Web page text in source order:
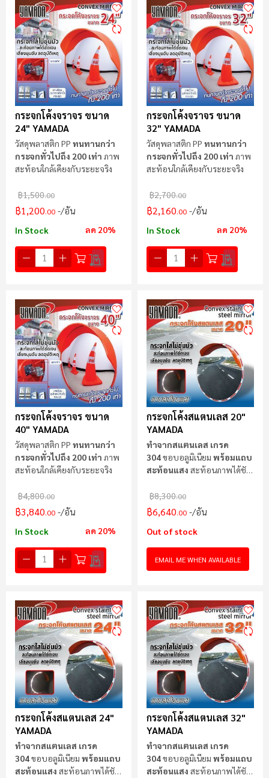
กระจกโค้งจราจร ขนาด
24" YAMADA
วัสดุพลาสติก PP ทนทานกว่า
กระจกทั่วไปถึง 200 เท่า ภาพ
สะท้อนใกล้เคียงกับระยะจริง
฿1,500.00
฿1,200.00 /อัน
In Stock ลด 20%
กระจกโค้งจราจร ขนาด
32" YAMADA
วัสดุพลาสติก PP ทนทานกว่า
กระจกทั่วไปถึง 200 เท่า ภาพ
สะท้อนใกล้เคียงกับระยะจริง
฿2,700.00
฿2,160.00 /อัน
In Stock ลด 20%
กระจกโค้งจราจร ขนาด
40" YAMADA
วัสดุพลาสติก PP ทนทานกว่า
กระจกทั่วไปถึง 200 เท่า ภาพ
สะท้อนใกล้เคียงกับระยะจริง
฿4,800.00
฿3,840.00 /อัน
In Stock ลด 20%
กระจกโค้งสแตนเลส 20"
YAMADA
ทำจากสแตนเลส เกรด
304ขอบอลูมิเนียม พร้อมแถบ
สะท้อนแสง สะท้อนภาพได้ชัด
฿8,300.00
฿6,640.00 /อัน
Out of stock
EMAIL ME WHEN AVAILABLE
กระจกโค้งสแตนเลส 24"
YAMADA
ทำจากสแตนเลส เกรด
304ขอบอลูมิเนียม พร้อมแถบ
สะท้อนแสง สะท้อนภาพได้ชัด
กระจกโค้งสแตนเลส 32"
YAMADA
ทำจากสแตนเลส เกรด
304ขอบอลูมิเนียม พร้อมแถบ
สะท้อนแสง สะท้อนภาพได้ชัด